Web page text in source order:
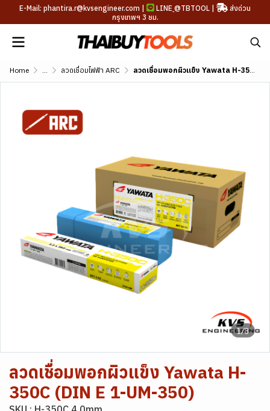
E-Mail: phantira.r@kvsengineer.com | LINE @TBTOOL |
ส่งด่วน
กรุงเทพฯ 3 ชม.
Home ... ลวดเชื่อมไฟฟ้า ARC ลวดเชื่อมพอกผิวแข็ง Yawata H-350C (DIN E 1-UM-350)
1/3
ลวดเชื่อมพอกผิวแข็ง Yawata H-
350C (DIN E 1-UM-350)